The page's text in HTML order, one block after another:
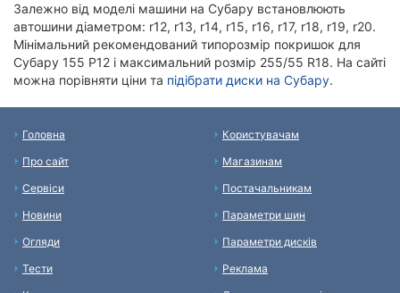
Залежно від моделі машини на Субару встановлюють
автошини діаметром: r12, r13, r14, r15, r16, r17, r18, r19, r20.
Мінімальний рекомендований типорозмір покришок для
Субару 155 Р12 і максимальний розмір 255/55 R18. На сайті
можна порівняти ціни та підібрати диски на Субару.
Головна
Про сайт
Сервіси
Новини
Огляди
Тести
Користувачам
Магазинам
Постачальникам
Параметри шин
Параметри дисків
Реклама